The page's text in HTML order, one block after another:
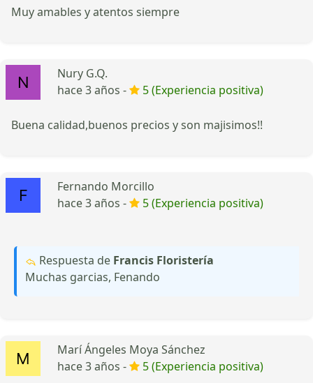
Muy amables y atentos siempre
Nury G.Q.
hace 3 años -
5 (Experiencia positiva)
Buena calidad,buenos precios y son majisimos!!
Fernando Morcillo
hace 3 años -
5 (Experiencia positiva)
Respuesta de Francis Floristería
Muchas garcias, Fenando
Marí Ángeles Moya Sánchez
hace 3 años -
5 (Experiencia positiva)